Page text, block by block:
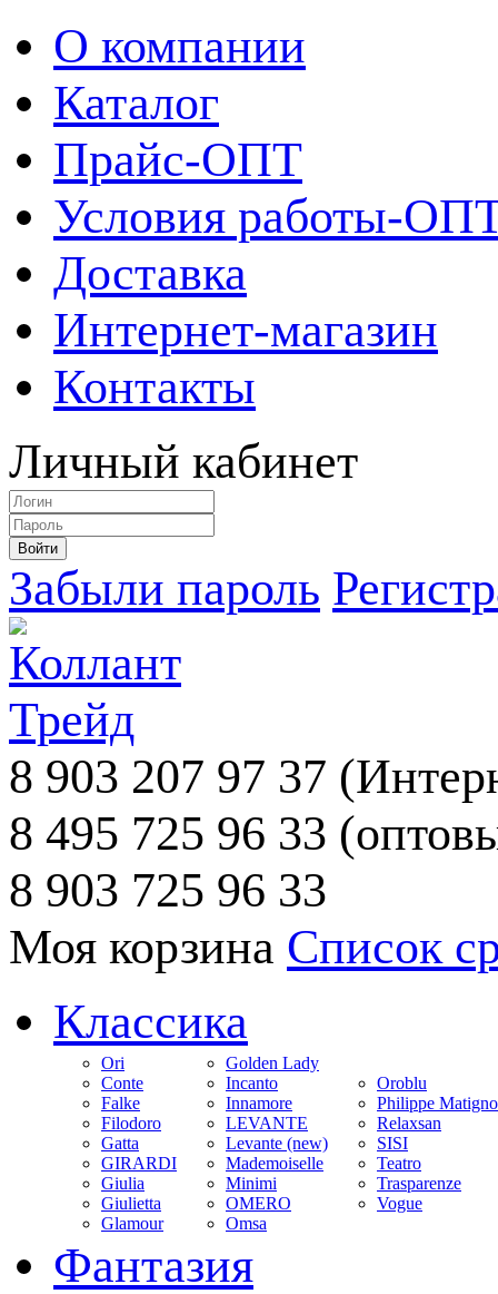
О компании
Каталог
Прайс-ОПТ
Условия работы-
Доставка
Интернет-магазин
Контакты
Личный кабинет
Забыли пароль
8 903 207 97 37
8 495 725 96 33
8 903 725 96 33
Моя корзина Список
Классика
Ori
Conte
Falke
Filodoro
Gatta
GIRARDI
Giulia
Giulietta
Glamour
Golden Lady
Incanto
Innamore
LEVANTE
Levante (new)
Mademoiselle
Minimi
OMERO
Omsa
Oroblu
Philippe
Relaxsan
SISI
Teatro
Trasparenze
Vogue
Фантазия